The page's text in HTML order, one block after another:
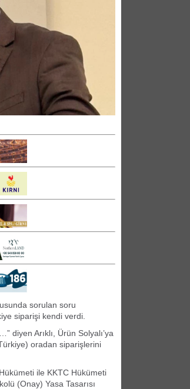
sorulan soru
siparişi kendi verdi.
diyen Arıklı, Ürün Solyalı’ya
oradan siparişlerini
ile KKTC Hükümeti
(Onay) Yasa Tasarısı